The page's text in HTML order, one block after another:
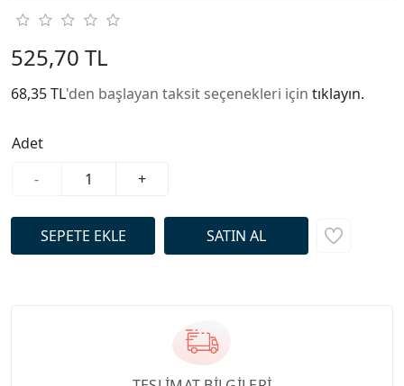
525,70 TL
68,35 TL'den başlayan taksit seçenekleri için tıklayın.
Adet
-
+